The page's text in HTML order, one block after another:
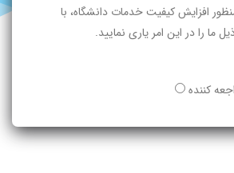
افزایش کیفیت خدمات دانشگاه، با
را در این امر یاری نمایید.
کننده